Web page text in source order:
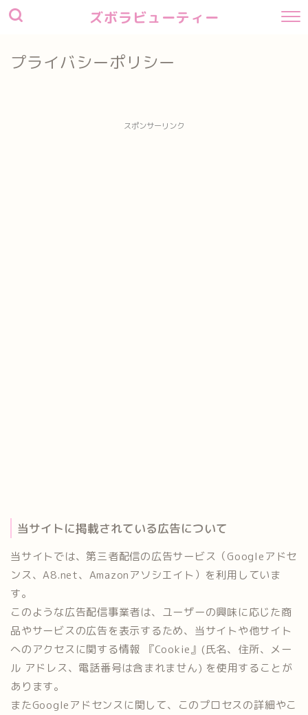
ズボラビューティー
プライバシーポリシー
スポンサーリンク
当サイトに掲載されている広告について
当サイトでは、第三者配信の広告サービス（Googleアドセ
ンス、A8.net、Amazonアソシエイト）を利用していま
す。
このような広告配信事業者は、ユーザーの興味に応じた商
品やサービスの広告を表示するため、当サイトや他サイト
へのアクセスに関する情報 『Cookie』(氏名、住所、メー
ル アドレス、電話番号は含まれません) を使用することが
あります。
またGoogleアドセンスに関して、このプロセスの詳細やこ